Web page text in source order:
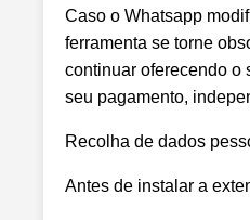
Caso o Whatsapp
ferramenta se torne
continuar oferecendo o
seu pagamento,
Recolha de dados
Antes de instalar a